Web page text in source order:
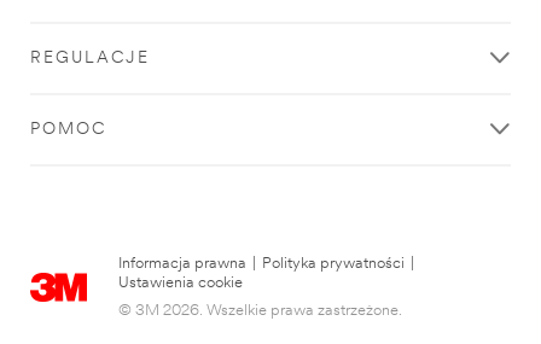
REGULACJE
POMOC
Informacja prawna Polityka prywatności
Ustawienia cookie
© 3M 2026. Wszelkie prawa zastrzeżone.